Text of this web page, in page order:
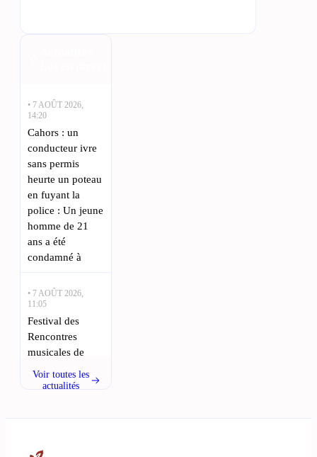
• 7 AOÛT 2026,
14:20
Cahors : un
conducteur ivre
sans permis
heurte un poteau
en fuyant la
police : Un jeune
homme de 21
ans a été
condamné à
• 7 AOÛT 2026,
11:05
Festival des
Rencontres
musicales de
dans des lieux
Voir toutes les
actualités